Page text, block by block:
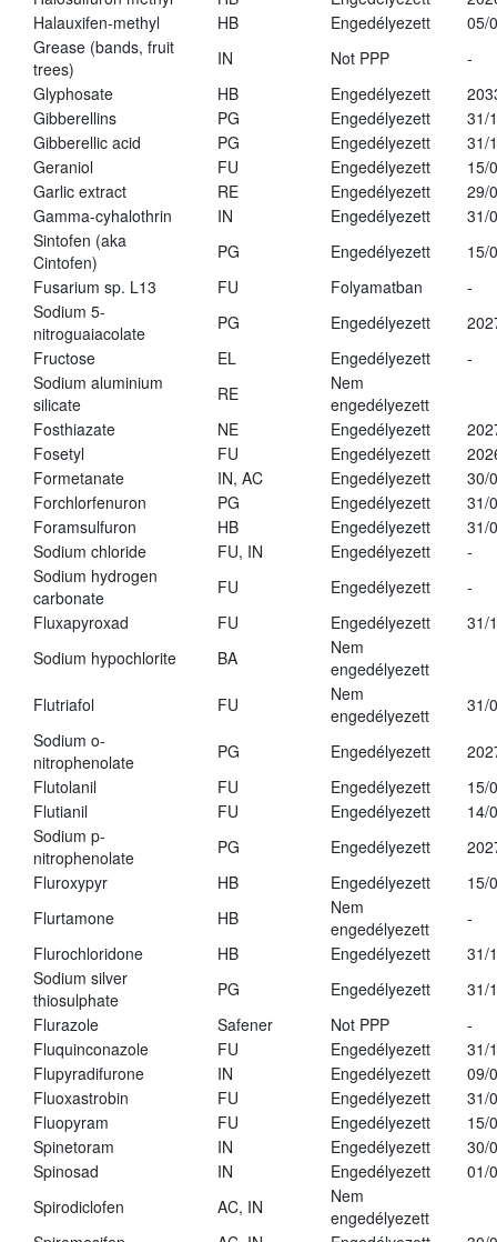
Halauxifen-methyl
HB Engedélyezett
05/
Grease (bands, fruit
trees)
IN Not PPP
-
Glyphosate
HB Engedélyezett
Gibberellins
PG Engedélyezett
31/
Gibberellic acid
PG Engedélyezett
31/
Geraniol
FU Engedélyezett
15/
Garlic extract
RE Engedélyezett
29/
Gamma-cyhalothrin
IN Engedélyezett
31/
Sintofen (aka
Cintofen)
PG Engedélyezett
15/
Fusarium sp. L13
FU Folyamatban
-
Sodium 5-
nitroguaiacolate
PG Engedélyezett
Fructose
EL Engedélyezett
-
Sodium aluminium
silicate
RE
Nem
engedélyezett
Fosthiazate
NE Engedélyezett
Fosetyl
FU Engedélyezett
Formetanate
IN, AC Engedélyezett
30/
Forchlorfenuron
PG Engedélyezett
31/
Foramsulfuron
HB Engedélyezett
31/
Sodium chloride
FU, IN Engedélyezett
-
Sodium hydrogen
carbonate
FU Engedélyezett
-
Fluxapyroxad
FU Engedélyezett
31/
Sodium hypochlorite
BA
Nem
engedélyezett
Flutriafol
FU
Nem
engedélyezett
31/
Sodium o-
nitrophenolate
PG Engedélyezett
Flutolanil
FU Engedélyezett
15/
Flutianil
FU Engedélyezett
14/
Sodium p-
nitrophenolate
PG Engedélyezett
Fluroxypyr
HB Engedélyezett
15/
Flurtamone
HB
Nem
engedélyezett
-
Flurochloridone
HB Engedélyezett
31/
Sodium silver
thiosulphate
PG Engedélyezett
31/
Flurazole
Safener Not PPP
-
Fluquinconazole
FU Engedélyezett
31/
Flupyradifurone
IN Engedélyezett
09/
Fluoxastrobin
FU Engedélyezett
31/
Fluopyram
FU Engedélyezett
15/
Spinetoram
IN Engedélyezett
30/
Spinosad
IN Engedélyezett
01/
Spirodiclofen
AC, IN
Nem
engedélyezett